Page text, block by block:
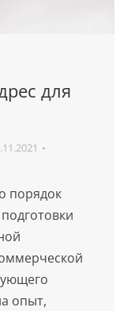
для
порядок
опыт,